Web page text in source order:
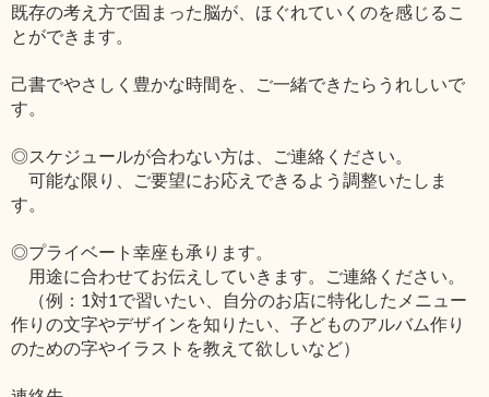
既存の考え方で固まった脳が、ほぐれていくのを感じるこ
とができます。
己書でやさしく豊かな時間を、ご一緒できたらうれしいで
す。
◎スケジュールが合わない方は、ご連絡ください。
可能な限り、ご要望にお応えできるよう調整いたしま
す。
◎プライベート幸座も承ります。
用途に合わせてお伝えしていきます。ご連絡ください。
（例：1対1で習いたい、自分のお店に特化したメニュー
作りの文字やデザインを知りたい、子どものアルバム作り
のための字やイラストを教えて欲しいなど）